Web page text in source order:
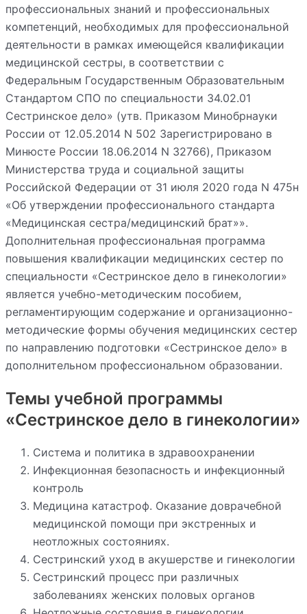
профессиональных знаний и профессиональных
компетенций, необходимых для профессиональной
деятельности в рамках имеющейся квалификации
медицинской сестры, в соответствии с
Федеральным Государственным Образовательным
Стандартом СПО по специальности 34.02.01
Сестринское дело» (утв. Приказом Минобрнауки
России от 12.05.2014 N 502 Зарегистрировано в
Минюсте России 18.06.2014 N 32766), Приказом
Министерства труда и социальной защиты
Российской Федерации от 31 июля 2020 года N 475н
«Об утверждении профессионального стандарта
«Медицинская сестра/медицинский брат»».
Дополнительная профессиональная программа
повышения квалификации медицинских сестер по
специальности «Сестринское дело в гинекологии»
является учебно-методическим пособием,
регламентирующим содержание и организационно-
методические формы обучения медицинских сестер
по направлению подготовки «Сестринское дело» в
дополнительном профессиональном образовании.
Темы учебной программы
«Сестринское дело в гинекологии»
Система и политика в здравоохранении
Инфекционная безопасность и инфекционный
контроль
Медицина катастроф. Оказание доврачебной
медицинской помощи при экстренных и
неотложных состояниях.
Сестринский уход в акушерстве и гинекологии
Сестринский процесс при различных
заболеваниях женских половых органов